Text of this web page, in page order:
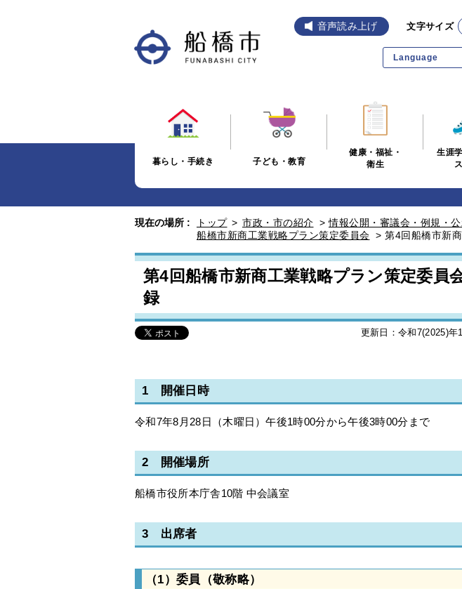
音声読み上げ 文字サイズ
Language
暮らし・手続き 子ども・教育
健康・福祉・
衛生
生涯
現在の場所 : トップ > 市政・市の紹介 >情報公開・審議会・例規・
船橋市新商工業戦略プラン策定委員会 > 第4回船橋市新
第4回船橋市新商工業戦略プラン策定委員
録
更新日：令和7(2025)年
1 開催日時
令和7年8月28日（木曜日）午後1時00分から午後3時00分まで
2 開催場所
船橋市役所本庁舎10階 中会議室
3 出席者
（1）委員（敬称略）